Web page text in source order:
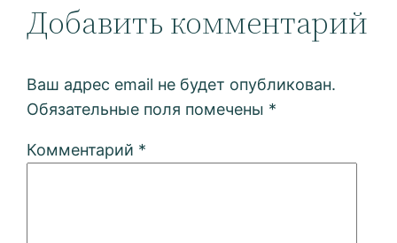
Добавить комментарий
Ваш адрес email не будет опубликован.
Обязательные поля помечены *
Комментарий *